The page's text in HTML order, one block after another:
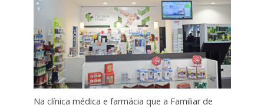
Na clínica médica e farmácia que a Familiar de